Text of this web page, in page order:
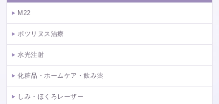
M22
ボツリヌス治療
水光注射
化粧品・ホームケア・飲み薬
しみ・ほくろレーザー